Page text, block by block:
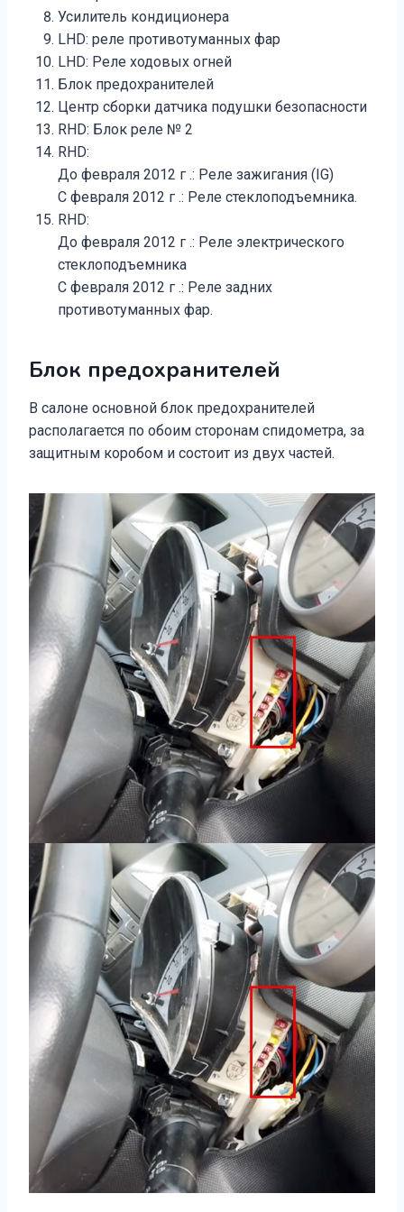
Усилитель кондиционера
LHD: реле противотуманных фар
LHD: Реле ходовых огней
Блок предохранителей
Центр сборки датчика подушки безопасности
RHD: Блок реле № 2
RHD:
До февраля 2012 г .: Реле зажигания (IG)
С февраля 2012 г .: Реле стеклоподъемника.
RHD:
До февраля 2012 г .: Реле электрического
стеклоподъемника
С февраля 2012 г .: Реле задних
противотуманных фар.
Блок предохранителей
В салоне основной блок предохранителей
располагается по обоим сторонам спидометра, за
защитным коробом и состоит из двух частей.